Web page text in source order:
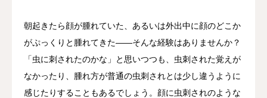
朝起きたら顔が腫れていた、あるいは外出中に顔のどこか
がぷっくりと腫れてきた——そんな経験はありませんか？
「虫に刺されたのかな」と思いつつも、虫刺された覚えが
なかったり、腫れ方が普通の虫刺されとは少し違うように
感じたりすることもあるでしょう。顔に虫刺されのような
言語
简体中文 日本語 English Español 한국어